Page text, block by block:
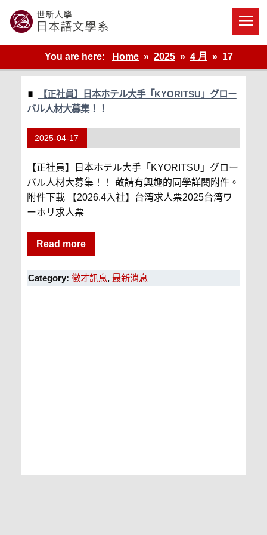
content
世新大學教學單位的網站
You are here:
Home 2025 4 月 17
【正社員】日本ホテル大手「KYORITSU」グロー
バル人材大募集！！
2025-04-17
【正社員】日本ホテル大手「KYORITSU」グロー
バル人材大募集！！ 敬請有興趣的同學詳閱附件。
附件下載 【2026.4入社】台湾求人票2025台湾ワ
ーホリ求人票
Read more
Category: 徵才訊息, 最新消息